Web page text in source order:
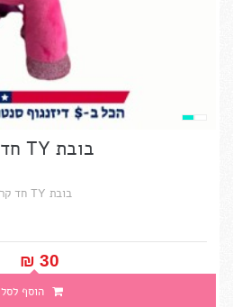
בובת TY חד קרן
בובת TY חד קרן
30 ₪‎
הוסף לסל